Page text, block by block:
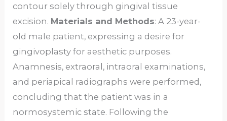
contour solely through gingival tissue
excision. Materials and Methods: A 23-year-
old male patient, expressing a desire for
gingivoplasty for aesthetic purposes.
Anamnesis, extraoral, intraoral examinations,
and periapical radiographs were performed,
concluding that the patient was in a
normosystemic state. Following the